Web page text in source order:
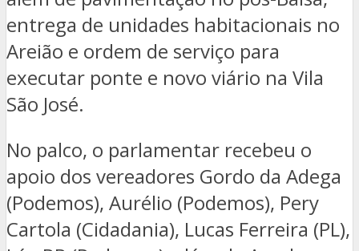
entrega de unidades habitacionais no
Areião e ordem de serviço para
executar ponte e novo viário na Vila
São José.
No palco, o parlamentar recebeu o
apoio dos vereadores Gordo da Adega
(Podemos), Aurélio (Podemos), Pery
Cartola (Cidadania), Lucas Ferreira (PL),